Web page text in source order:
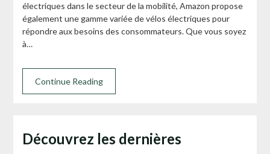
électriques dans le secteur de la mobilité, Amazon propose
également une gamme variée de vélos électriques pour
répondre aux besoins des consommateurs. Que vous soyez
à…
Continue Reading
Découvrez les dernières